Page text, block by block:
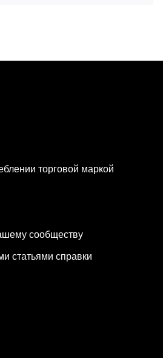
торговой маркой
сообществу
статьями справки